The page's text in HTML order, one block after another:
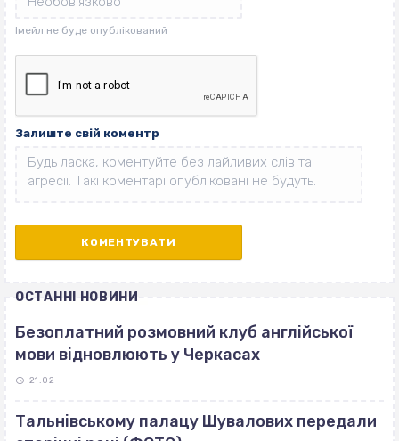
Залиште свій коментр
ОСТАННІ НОВИНИ
Безоплатний розмовний клуб англійської
мови відновлюють у Черкасах
21:02
Тальнівському палацу Шувалових передали